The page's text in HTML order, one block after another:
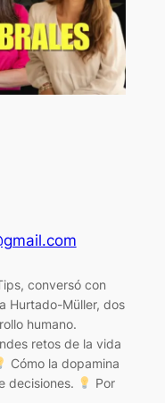
conversó con
Hurtado-Müller, dos
humano.
retos de la vida
Cómo la dopamina
decisiones.
Por